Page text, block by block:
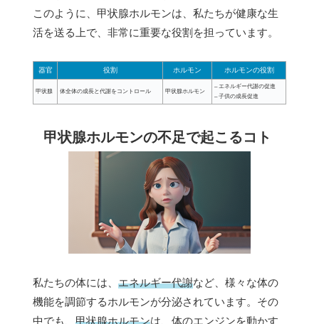
このように、甲状腺ホルモンは、私たちが健康な生
活を送る上で、非常に重要な役割を担っています。
器官 役割 ホルモン ホルモンの役割
甲状腺 体全体の成長と代謝をコントロール 甲状腺ホルモン
– エネルギー代謝の促進
– 子供の成長促進
甲状腺ホルモンの不足で起こるコト
私たちの体には、 エネルギー代謝など、様々な体の
機能を調節するホルモンが分泌されています。その
中でも、 甲状腺ホルモンは、体のエンジンを動かす